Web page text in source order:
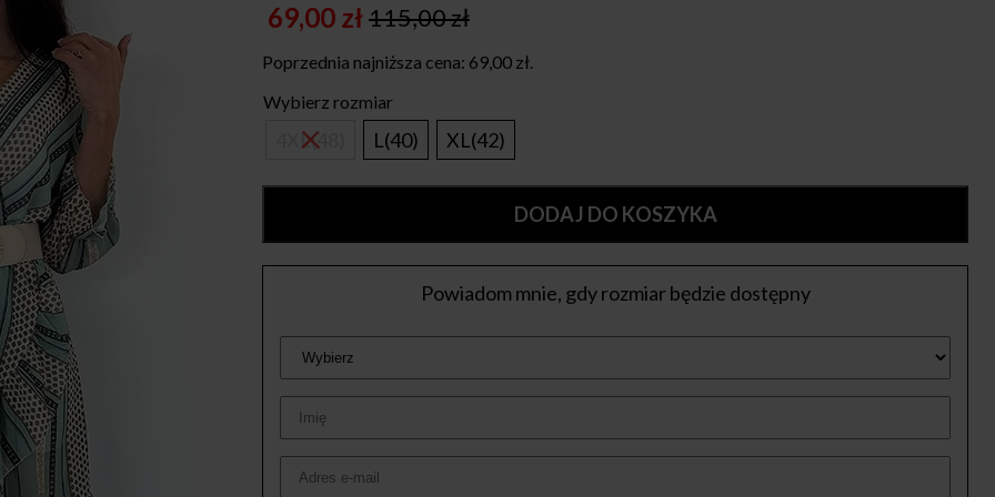
115,00zł
Original
price
was:
115,00 zł.
69,00 zł
Current
price
is:
69,00 zł.
Poprzednia najniższa cena: 69,00 zł.
Wybierz rozmiar
4XL(48) L(40) XL(42)
DODAJ DO KOSZYKA
Powiadom mnie, gdy rozmiar będzie dostępny